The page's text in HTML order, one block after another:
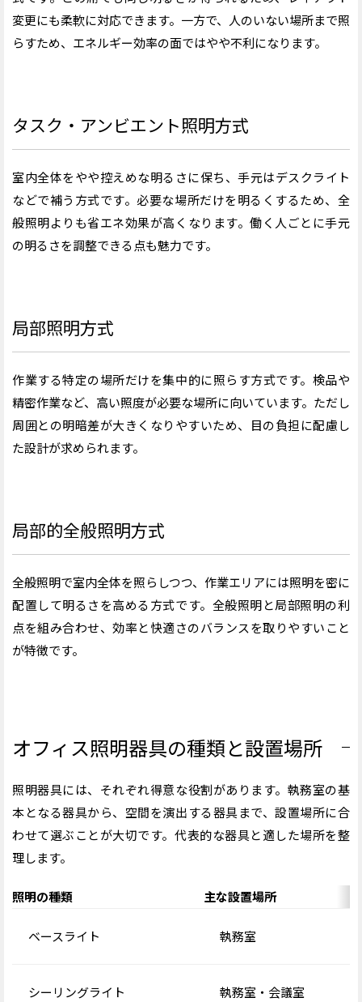
変更にも柔軟に対応できます。一方で、人のいない場所まで照
らすため、エネルギー効率の面ではやや不利になります。
タスク・アンビエント照明方式
室内全体をやや控えめな明るさに保ち、手元はデスクライト
などで補う方式です。必要な場所だけを明るくするため、全
般照明よりも省エネ効果が高くなります。働く人ごとに手元
の明るさを調整できる点も魅力です。
局部照明方式
作業する特定の場所だけを集中的に照らす方式です。検品や
精密作業など、高い照度が必要な場所に向いています。ただし
周囲との明暗差が大きくなりやすいため、目の負担に配慮し
た設計が求められます。
局部的全般照明方式
全般照明で室内全体を照らしつつ、作業エリアには照明を密に
配置して明るさを高める方式です。全般照明と局部照明の利
点を組み合わせ、効率と快適さのバランスを取りやすいこと
が特徴です。
オフィス照明器具の種類と設置場所
照明器具には、それぞれ得意な役割があります。執務室の基
本となる器具から、空間を演出する器具まで、設置場所に合
わせて選ぶことが大切です。代表的な器具と適した場所を整
理します。
照明の種類 主な設置場所
ベースライト 執務室
シーリングライト 執務室・会議室